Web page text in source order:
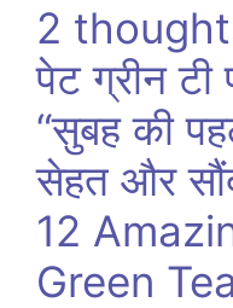
2
पेट ग्रीन
“सुबह की
सेहत और
12
Green